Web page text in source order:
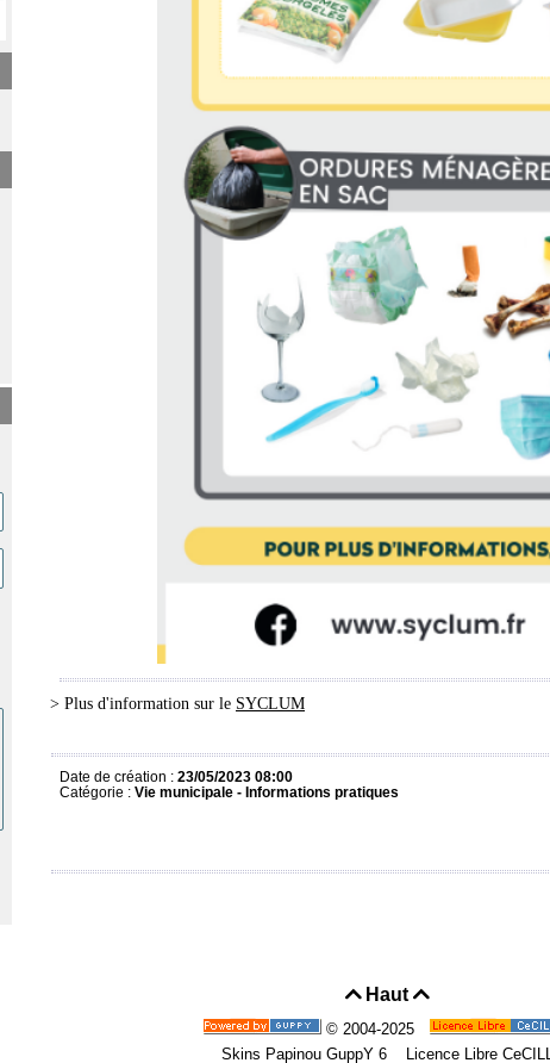
> Plus d'information sur le SYCLUM
Date de création : 23/05/2023 08:00
Catégorie : Vie municipale - Informations pratiques
Haut 
© 2004-2025
Skins Papinou GuppY 6
Licence Libre CeCILL